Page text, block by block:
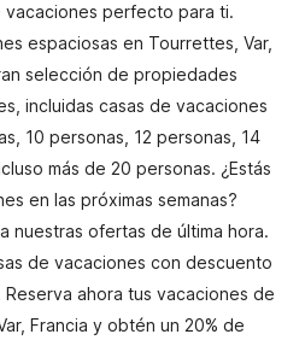
vacaciones perfecto para ti.
espaciosas en Tourrettes, Var,
selección de propiedades
incluidas casas de vacaciones
10 personas, 12 personas, 14
más de 20 personas. ¿Estás
en las próximas semanas?
nuestras ofertas de última hora.
de vacaciones con descuento
ahora tus vacaciones de
Francia y obtén un 20% de